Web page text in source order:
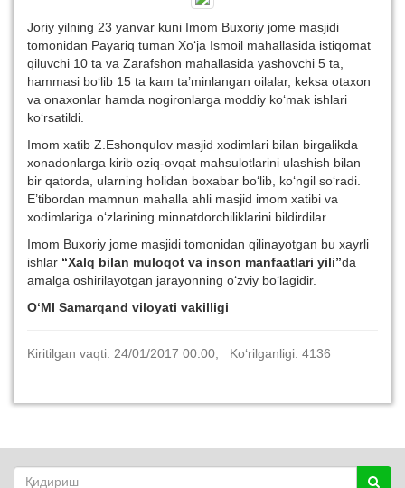
Joriy yilning 23 yanvar kuni Imom Buxoriy jome masjidi
tomonidan Payariq tuman Xo‘ja Ismoil mahallasida istiqomat
qiluvchi 10 ta va Zarafshon mahallasida yashovchi 5 ta,
hammasi bo‘lib 15 ta kam ta’minlangan oilalar, keksa otaxon
va onaxonlar hamda nogironlarga moddiy ko‘mak ishlari
ko‘rsatildi.
Imom xatib Z.Eshonqulov masjid xodimlari bilan birgalikda
xonadonlarga kirib oziq-ovqat mahsulotlarini ulashish bilan
bir qatorda, ularning holidan boxabar bo‘lib, ko‘ngil so‘radi.
E’tibordan mamnun mahalla ahli masjid imom xatibi va
xodimlariga o‘zlarining minnatdorchiliklarini bildirdilar.
Imom Buxoriy jome masjidi tomonidan qilinayotgan bu xayrli
ishlar “Xalq bilan muloqot va inson manfaatlari yili”da
amalga oshirilayotgan jarayonning o‘zviy bo‘lagidir.
O‘MI Samarqand viloyati vakilligi
Kiritilgan vaqti: 24/01/2017 00:00; Ko‘rilganligi: 4136